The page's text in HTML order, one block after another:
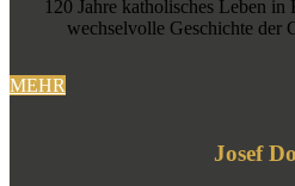
120 Jahre katholisches Leben
wechselvolle Geschichte der
MEHR
Josef